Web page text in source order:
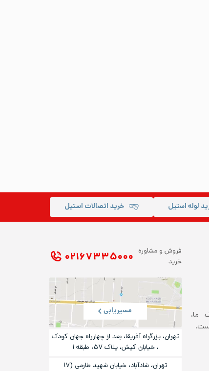
لوله استیل خرید اتصالات استیل
ما،
فروش و مشاوره
خرید
۰۲۱ ۶۷۳۳۵۰۰۰
مسیریابی
تهران، بزرگراه آفریقا، بعد از چهارراه جهان کودک
، خیابان کیش، پلاک ۵۷، طبقه ۱
تهران، شادآباد، خیابان شهید طارمی (۱۷